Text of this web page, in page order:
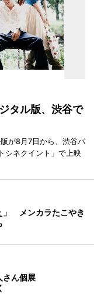
タル版、渋谷で
が8月7日から、渋谷パ
シネクイント」で上映
」 メンカラたこやき
さん個展